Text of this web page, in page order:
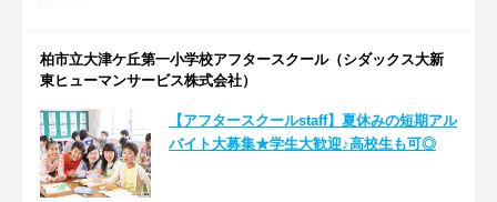
柏市立大津ケ丘第一小学校アフタースクール（シダックス大新
東ヒューマンサービス株式会社）
【アフタースクールstaff】夏休みの短期アル
バイト大募集★学生大歓迎♪高校生も可◎